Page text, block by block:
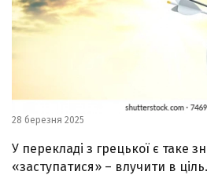
28 березня 2025
У перекладі з грецької є таке
«заступатися» – влучити в